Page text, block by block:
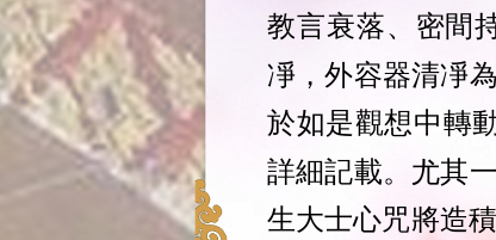
教言衰落、 密間
凈，外容器清凈
於如是觀想中轉
詳細記載。尤其
生大士心咒將造